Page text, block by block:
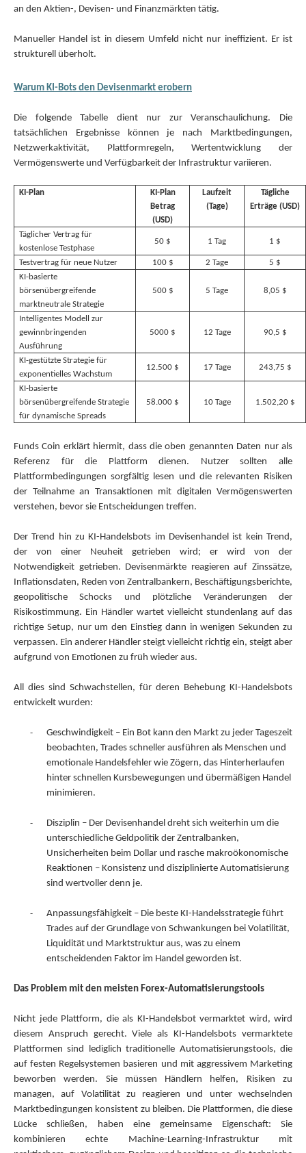
an den Aktien-, Devisen- und Finanzmärkten tätig.
Manueller Handel ist in diesem Umfeld nicht nur ineffizient. Er ist
strukturell überholt.
Warum KI-Bots den Devisenmarkt erobern
Die folgende Tabelle dient nur zur Veranschaulichung. Die
tatsächlichen Ergebnisse können je nach Marktbedingungen,
Netzwerkaktivität, Plattformregeln, Wertentwicklung der
Vermögenswerte und Verfügbarkeit der Infrastruktur variieren.
KI-Plan
KI-Plan
Betrag
(USD)
Laufzeit
(Tage)
Tägliche
Erträge (USD)
Täglicher Vertrag für
kostenlose Testphase
50 $ 1 Tag 1 $
Testvertrag für neue Nutzer 100 $ 2 Tage
5 $
KI-basierte
börsenübergreifende
marktneutrale Strategie
500 $ 5 Tage 8,05 $
Intelligentes Modell zur
gewinnbringenden
Ausführung
5000 $ 12 Tage 90,5 $
KI-gestützte Strategie für
exponentielles Wachstum
12.500 $ 17 Tage 243,75 $
KI-basierte
börsenübergreifende Strategie
für dynamische Spreads
58.000 $ 10 Tage 1.502,20 $
Funds Coin erklärt hiermit, dass die oben genannten Daten nur als
Referenz für die Plattform dienen. Nutzer sollten alle
Plattformbedingungen sorgfältig lesen und die relevanten Risiken
der Teilnahme an Transaktionen mit digitalen Vermögenswerten
verstehen, bevor sie Entscheidungen treffen.
Der Trend hin zu KI-Handelsbots im Devisenhandel ist kein Trend,
der von einer Neuheit getrieben wird; er wird von der
Notwendigkeit getrieben. Devisenmärkte reagieren auf Zinssätze,
Inflationsdaten, Reden von Zentralbankern, Beschäftigungsberichte,
geopolitische Schocks und plötzliche Veränderungen der
Risikostimmung. Ein Händler wartet vielleicht stundenlang auf das
richtige Setup, nur um den Einstieg dann in wenigen Sekunden zu
verpassen. Ein anderer Händler steigt vielleicht richtig ein, steigt aber
aufgrund von Emotionen zu früh wieder aus.
All dies sind Schwachstellen, für deren Behebung KI-Handelsbots
entwickelt wurden:
-
Geschwindigkeit – Ein Bot kann den Markt zu jeder Tageszeit
beobachten, Trades schneller ausführen als Menschen und
emotionale Handelsfehler wie Zögern, das Hinterherlaufen
hinter schnellen Kursbewegungen und übermäßigen Handel
minimieren.
-
Disziplin – Der Devisenhandel dreht sich weiterhin um die
unterschiedliche Geldpolitik der Zentralbanken,
Unsicherheiten beim Dollar und rasche makroökonomische
Reaktionen – Konsistenz und disziplinierte Automatisierung
sind wertvoller denn je.
-
Anpassungsfähigkeit – Die beste KI-Handelsstrategie führt
Trades auf der Grundlage von Schwankungen bei Volatilität,
Liquidität und Marktstruktur aus, was zu einem
entscheidenden Faktor im Handel geworden ist.
Das Problem mit den meisten Forex-Automatisierungstools
Nicht jede Plattform, die als KI-Handelsbot vermarktet wird, wird
diesem Anspruch gerecht. Viele als KI-Handelsbots vermarktete
Plattformen sind lediglich traditionelle Automatisierungstools, die
auf festen Regelsystemen basieren und mit aggressivem Marketing
beworben werden. Sie müssen Händlern helfen, Risiken zu
managen, auf Volatilität zu reagieren und unter wechselnden
Marktbedingungen konsistent zu bleiben. Die Plattformen, die diese
Lücke schließen, haben eine gemeinsame Eigenschaft: Sie
kombinieren echte Machine-Learning-Infrastruktur mit